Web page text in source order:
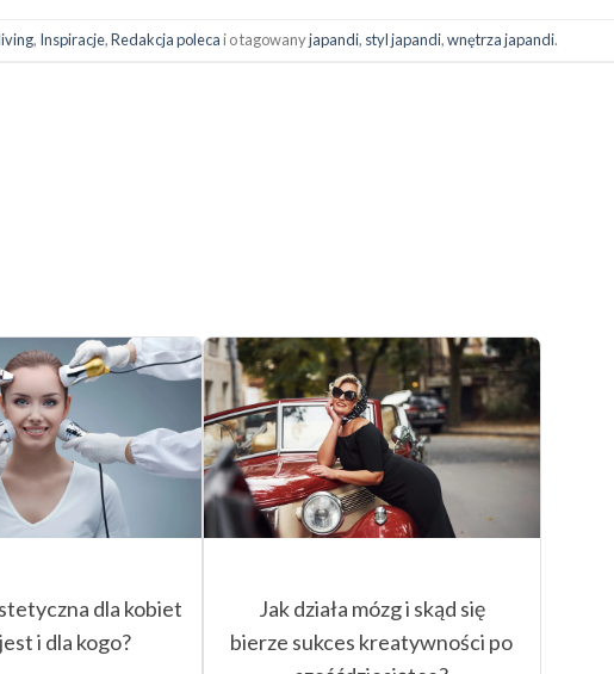
, Inspiracje,Redakcja polecai o tagowanyjapandi, styl japandi,wnętrza japandi.
dla kobiet
i dla kogo?
Jak działa mózg i skąd się
bierze sukces kreatywności po